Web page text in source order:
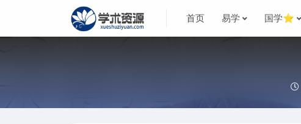
首页 易学 国学⭐